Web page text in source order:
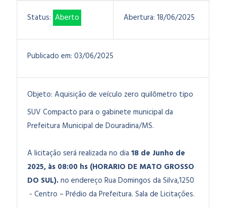
Status: Aberto Abertura: 18/06/2025
Publicado em: 03/06/2025
Objeto: Aquisição de veículo zero quilômetro tipo
SUV Compacto para o gabinete municipal da
Prefeitura Municipal de Douradina/MS.
A licitação será realizada no dia 18 de Junho de
2025, às 08:00 hs (HORARIO DE MATO GROSSO
DO SUL).no endereço Rua Domingos da Silva,1250
- Centro – Prédio da Prefeitura. Sala de Licitações.